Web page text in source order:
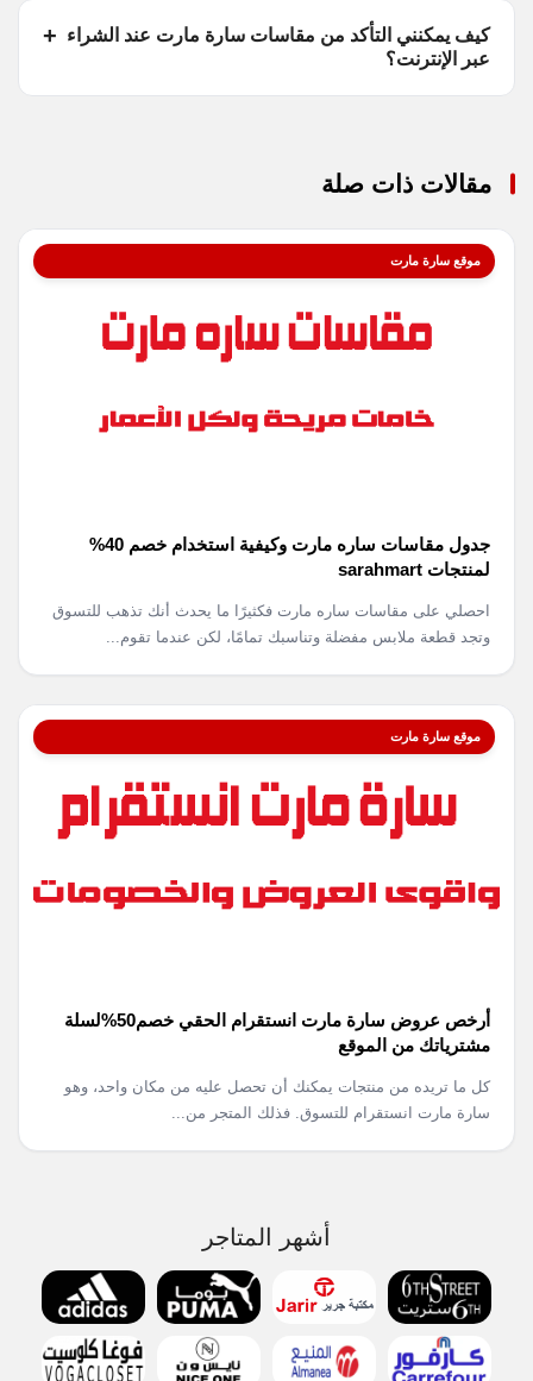
كيف يمكنني التأكد من مقاسات سارة مارت عند الشراء
عبر الإنترنت؟
مقالات ذات صلة
موقع سارة مارت
جدول مقاسات ساره مارت وكيفية استخدام خصم 40%
لمنتجات sarahmart
احصلي على مقاسات ساره مارت فكثيرًا ما يحدث أنك تذهب للتسوق
وتجد قطعة ملابس مفضلة وتناسبك تمامًا، لكن عندما تقوم...
موقع سارة مارت
أرخص عروض سارة مارت انستقرام الحقي خصم50%لسلة
مشترياتك من الموقع
كل ما تريده من منتجات يمكنك أن تحصل عليه من مكان واحد، وهو
سارة مارت انستقرام للتسوق. فذلك المتجر من...
أشهر المتاجر